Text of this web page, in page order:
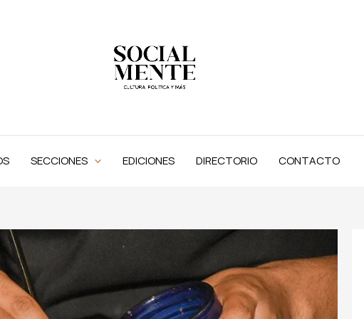
SECCIONES EDICIONES DIRECTORIO CONTACTO